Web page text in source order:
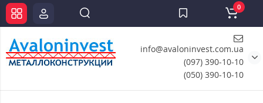
info@avaloninvest.com.ua
(097) 390-10-10
(050) 390-10-10
0